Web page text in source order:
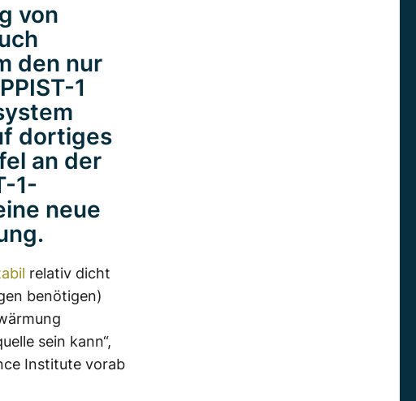
von
den nur
1
dortiges
an der
1-
neue
relativ dicht
benötigen)
sein kann“,
Institute vorab